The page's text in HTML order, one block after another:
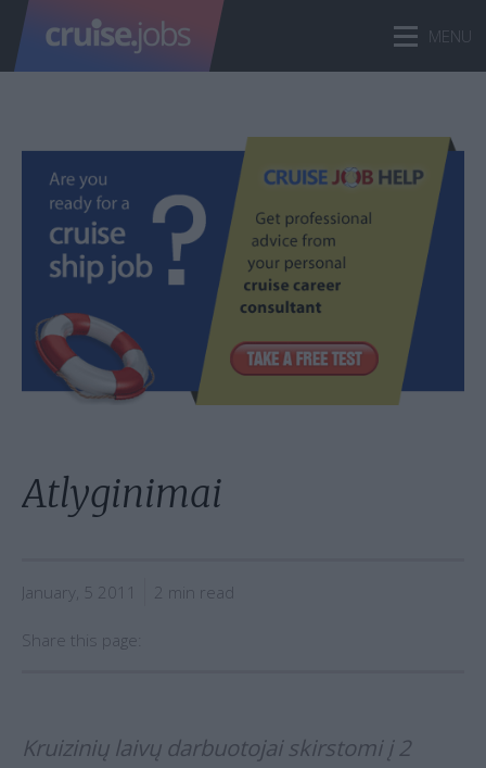
Atlyginimai
January, 5 2011 2 min read
Share this page:
Kruizinių laivų darbuotojai skirstomi į 2